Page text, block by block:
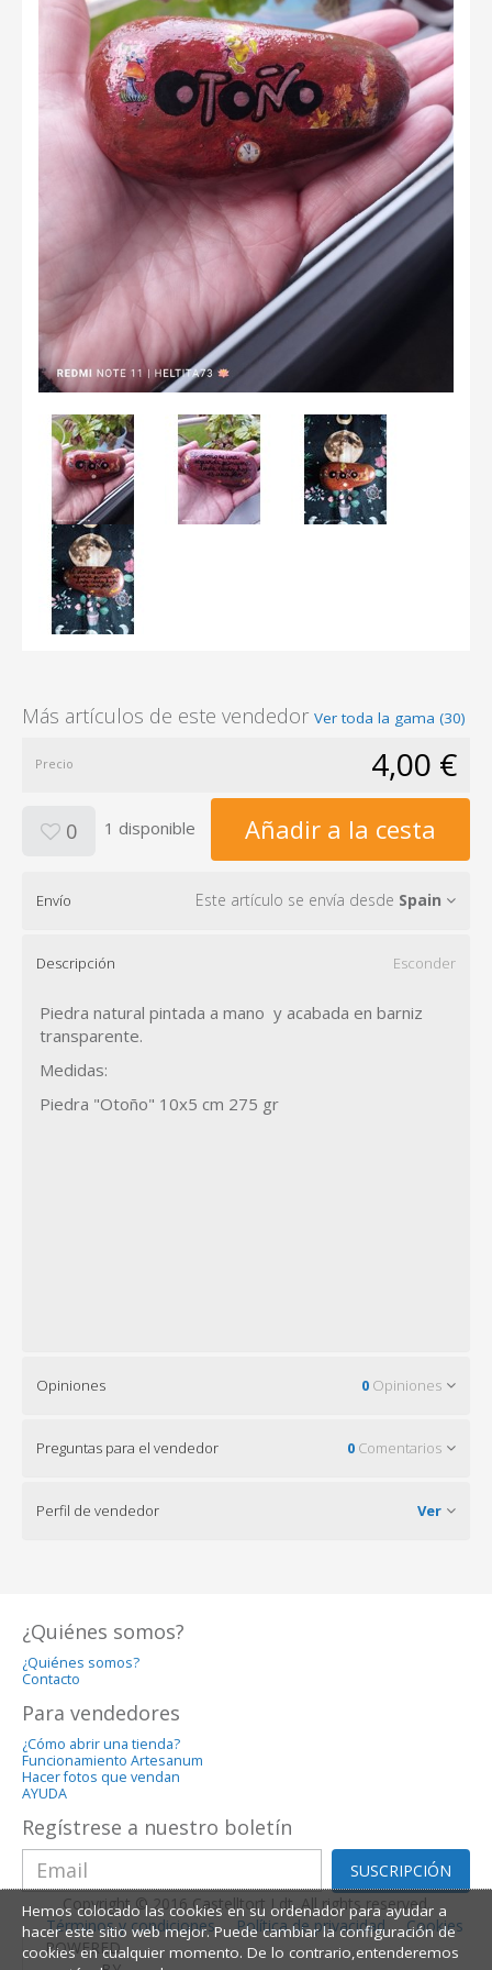
Más artículos de este vendedor Ver toda la gama (30)
Precio 4,00 €
0 1 disponible Añadir a la cesta
Envío Este artículo se envía desde Spain
Descripción Esconder
Piedra natural pintada a mano y acabada en barniz
transparente.
Medidas:
Piedra "Otoño" 10x5 cm 275 gr
Opiniones 0 Opiniones
Preguntas para el vendedor 0 Comentarios
Perfil de vendedor Ver
¿Quiénes somos?
¿Quiénes somos?
Contacto
Para vendedores
¿Cómo abrir una tienda?
Funcionamiento Artesanum
Hacer fotos que vendan
AYUDA
Regístrese a nuestro boletín
SUSCRIPCIÓN
Copyright © 2016 Castelltort Ldt. All rights reserved.
Términos y condiciones
Política de privacidad
Cookies
POWERED
Hemos colocado las cookies en su ordenador para ayudar a
hacer este sitio web mejor. Puede cambiar la configuración de
cookies en cualquier momento. De lo contrario,entenderemos